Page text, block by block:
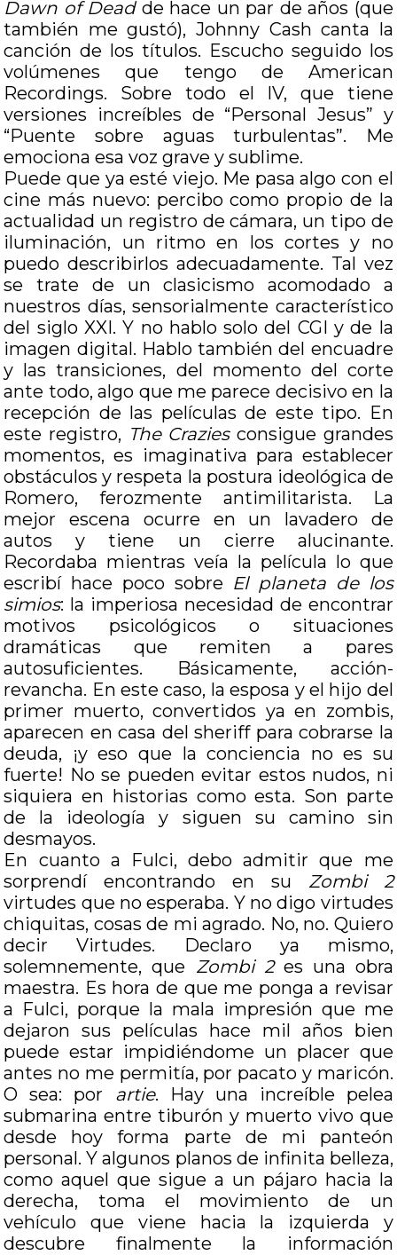
Dawn of Deadde hace un par de años (que
también me gustó), Johnny Cash canta la
canción de los títulos. Escucho seguido los
volúmenes que tengo de American
Recordings. Sobre todo el IV, que tiene
versiones increíbles de “Personal Jesus” y
“Puente sobre aguas turbulentas”. Me
emociona esa voz grave y sublime.
Puede que ya esté viejo. Me pasa algo con el
cine más nuevo: percibo como propio de la
actualidad un registro de cámara, un tipo de
iluminación, un ritmo en los cortes y no
puedo describirlos adecuadamente. Tal vez
se trate de un clasicismo acomodado a
nuestros días, sensorialmente característico
del siglo XXI. Y no hablo solo del CGI y de la
imagen digital. Hablo también del encuadre
y las transiciones, del momento del corte
ante todo, algo que me parece decisivo en la
recepción de las películas de este tipo. En
este registro, The Craziesconsigue grandes
momentos, es imaginativa para establecer
obstáculos y respeta la postura ideológica de
Romero, ferozmente antimilitarista. La
mejor escena ocurre en un lavadero de
autos y tiene un cierre alucinante.
Recordaba mientras veía la película lo que
escribí hace poco sobre El planeta de los
simios: la imperiosa necesidad de encontrar
motivos psicológicos o situaciones
dramáticas que remiten a pares
autosuficientes. Básicamente, acción-
revancha. En este caso, la esposa y el hijo del
primer muerto, convertidos ya en zombis,
aparecen en casa del sheriff para cobrarse la
deuda, ¡y eso que la conciencia no es su
fuerte! No se pueden evitar estos nudos, ni
siquiera en historias como esta. Son parte
de la ideología y siguen su camino sin
desmayos.
En cuanto a Fulci, debo admitir que me
sorprendí encontrando en su Zombi 2
virtudes que no esperaba. Y no digo virtudes
chiquitas, cosas de mi agrado. No, no. Quiero
decir Virtudes. Declaro ya mismo,
solemnemente, que Zombi 2es una obra
maestra. Es hora de que me ponga a revisar
a Fulci, porque la mala impresión que me
dejaron sus películas hace mil años bien
puede estar impidiéndome un placer que
antes no me permitía, por pacato y maricón.
O sea: por artie. Hay una increíble pelea
submarina entre tiburón y muerto vivo que
desde hoy forma parte de mi panteón
personal. Y algunos planos de infinita belleza,
como aquel que sigue a un pájaro hacia la
derecha, toma el movimiento de un
vehículo que viene hacia la izquierda y
descubre finalmente la información